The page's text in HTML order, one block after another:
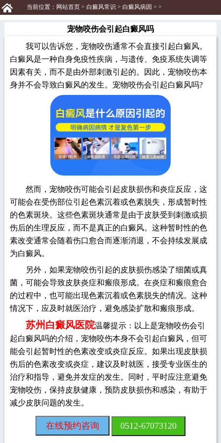
当前位置： 网站首页> 白癜风常识 > 白癜风病因 > >
宠物咬伤会引起白癜风吗
我可以告诉您，宠物咬伤通常不会直接引起白癜风。
白癜风是一种自身免疫性疾病，与遗传、免疫系统失调等
因素有关，而不是由外部刺激引起的。因此，宠物咬伤本
身并不会导致白癜风的发生。宠物咬伤会引起白癜风吗?
然而，宠物咬伤可能会引起皮肤损伤和炎症反应，这
可能会在受伤部位引起色素沉着或色素脱失，形成暂时性
的色素斑块。这些色素斑块通常是由于皮肤受到刺激或损
伤后的生理反应，而不是真正的白癜风。这种暂时性的色
素改变通常会随着伤口愈合而逐渐消退，不会持续发展成
为白癜风。
另外，如果宠物咬伤引起的皮肤损伤感染了细菌或真
菌，可能会导致皮肤炎症和瘢痕形成。在炎症和瘢痕愈合
的过程中，也可能出现色素沉着或色素脱失的情况。这种
情况下，应及时就医治疗，避免感染扩散和瘢痕形成。
苏州白癜风医院温馨提示：以上是宠物咬伤会引
起白癜风吗的介绍，宠物咬伤本身不会引起白癜风，但可
能会引起暂时性的色素改变或炎症反应。如果出现皮肤损
伤后的色素改变或炎症，建议及时就医，接受专业医生的
治疗和指导，避免并发症的发生。同时，平时应注意避免
宠物咬伤，保持皮肤健康，预防皮肤损伤和感染，有助于
减少皮肤问题的发生。
在线预约咨询 0512-67073120